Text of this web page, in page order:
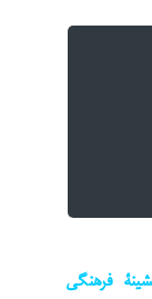
فرهنگی